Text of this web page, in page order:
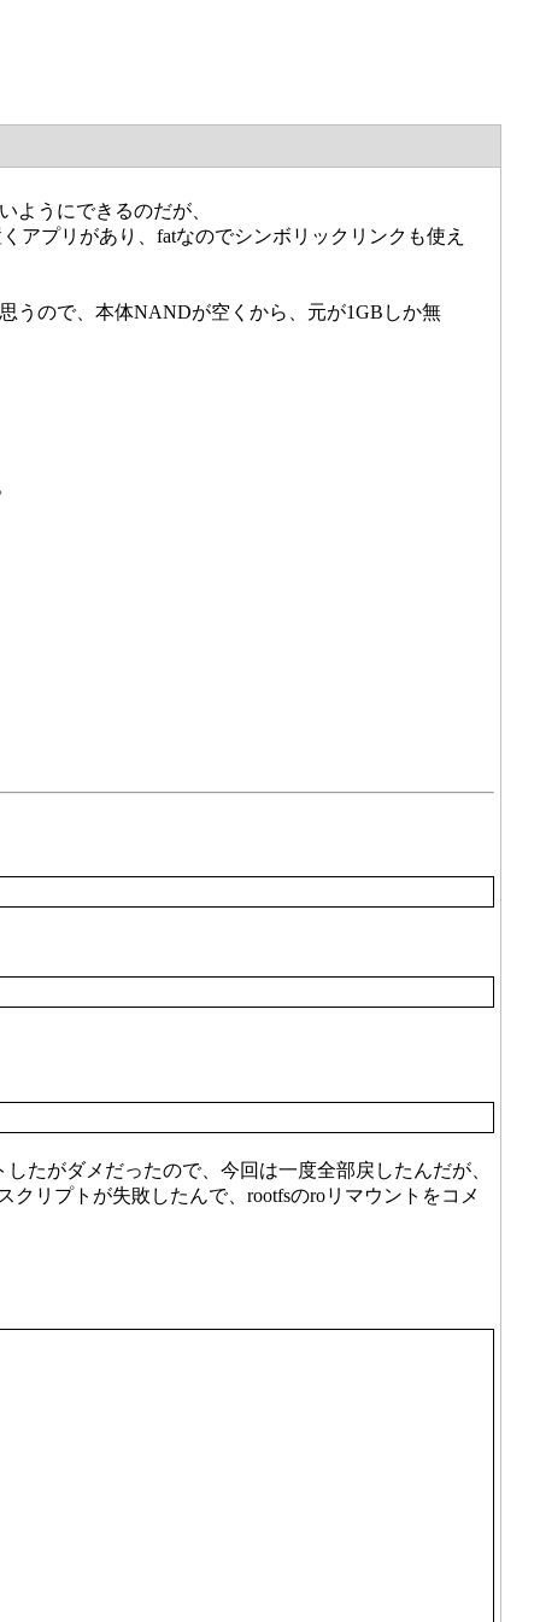
ようにできるのだが、
アプリがあり、fatなのでシンボリックリンクも使え
うので、本体NANDが空くから、元が1GBしか無
たがダメだったので、今回は一度全部戻したんだが、
リプトが失敗したんで、rootfsのroリマウントをコメ